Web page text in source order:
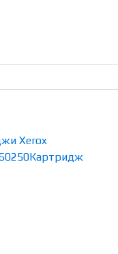
Xerox
250Картридж